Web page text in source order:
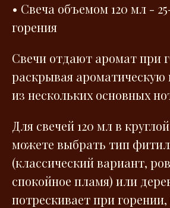
• Свеча объемом 120 мл -
горения
Свечи отдают аромат при
раскрывая
из нескольких основных
Для свечей 120 мл в
можете выбрать тип
(классический вариант,
спокойное пламя) или
потрескивает при горении,